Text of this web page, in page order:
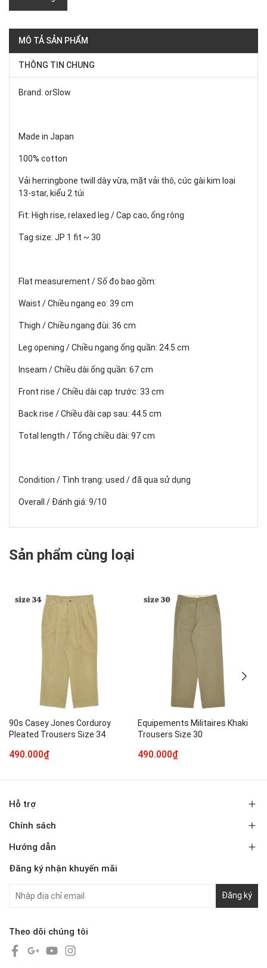
MÔ TẢ SẢN PHẨM
THÔNG TIN CHUNG
Brand: orSlow
Made in Japan
100% cotton
Vải herringbone twill dày vừa, mặt vải thô, cúc gài kim loại
13-star, kiểu 2 túi
Fit: High rise, relaxed leg / Cạp cao, ống rộng
Tag size: JP 1 fit ~ 30
Flat measurement / Số đo bao gồm:
Waist / Chiều ngang eo: 39 cm
Thigh / Chiều ngang đùi: 36 cm
Leg opening / Chiều ngang ống quần: 24.5 cm
Inseam / Chiều dài ống quần: 67 cm
Front rise / Chiều dài cạp trước: 33 cm
Back rise / Chiều dài cạp sau: 44.5 cm
Total length / Tổng chiều dài: 97 cm
Condition / Tình trạng: used / đã qua sử dụng
Overall / Đánh giá: 9/10
Sản phẩm cùng loại
90s Casey Jones Corduroy
Pleated Trousers Size 34
490.000₫
Equipements Militaires Khaki
Trousers Size 30
490.000₫
Hỗ trợ
Chính sách
Hướng dẫn
Đăng ký nhận khuyến mãi
Đăng ký
Theo dõi chúng tôi